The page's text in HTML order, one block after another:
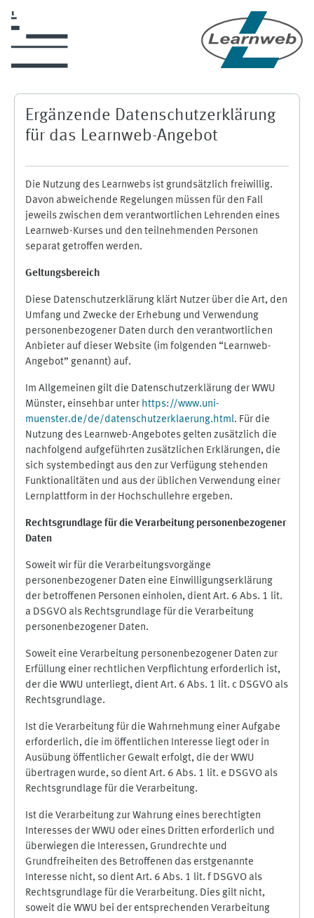
Ergänzende Datenschutzerklärung
für das Learnweb-Angebot
Die Nutzung des Learnwebs ist grundsätzlich freiwillig.
Davon abweichende Regelungen müssen für den Fall
jeweils zwischen dem verantwortlichen Lehrenden eines
Learnweb-Kurses und den teilnehmenden Personen
separat getroffen werden.
Geltungsbereich
Diese Datenschutzerklärung klärt Nutzer über die Art, den
Umfang und Zwecke der Erhebung und Verwendung
personenbezogener Daten durch den verantwortlichen
Anbieter auf dieser Website (im folgenden “Learnweb-
Angebot” genannt) auf.
Im Allgemeinen gilt die Datenschutzerklärung der WWU
Münster, einsehbar unter https://www.uni-
muenster.de/de/datenschutzerklaerung.html. Für die
Nutzung des Learnweb-Angebotes gelten zusätzlich die
nachfolgend aufgeführten zusätzlichen Erklärungen, die
sich systembedingt aus den zur Verfügung stehenden
Funktionalitäten und aus der üblichen Verwendung einer
Lernplattform in der Hochschullehre ergeben.
Rechtsgrundlage für die Verarbeitung personenbezogener
Daten
Soweit wir für die Verarbeitungsvorgänge
personenbezogener Daten eine Einwilligungserklärung
der betroffenen Personen einholen, dient Art. 6 Abs. 1 lit.
a DSGVO als Rechtsgrundlage für die Verarbeitung
personenbezogener Daten.
Soweit eine Verarbeitung personenbezogener Daten zur
Erfüllung einer rechtlichen Verpflichtung erforderlich ist,
der die WWU unterliegt, dient Art. 6 Abs. 1 lit. c DSGVO als
Rechtsgrundlage.
Ist die Verarbeitung für die Wahrnehmung einer Aufgabe
erforderlich, die im öffentlichen Interesse liegt oder in
Ausübung öffentlicher Gewalt erfolgt, die der WWU
übertragen wurde, so dient Art. 6 Abs. 1 lit. e DSGVO als
Rechtsgrundlage für die Verarbeitung.
Ist die Verarbeitung zur Wahrung eines berechtigten
Interesses der WWU oder eines Dritten erforderlich und
überwiegen die Interessen, Grundrechte und
Grundfreiheiten des Betroffenen das erstgenannte
Interesse nicht, so dient Art. 6 Abs. 1 lit. f DSGVO als
Rechtsgrundlage für die Verarbeitung. Dies gilt nicht,
soweit die WWU bei der entsprechenden Verarbeitung